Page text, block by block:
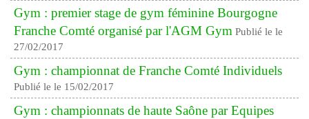
Gym : premier stage de gym féminine Bourgogne
Franche Comté organisé par l'AGM Gym Publié le le
27/02/2017
Gym : championnat de Franche Comté Individuels
Publié le le 15/02/2017
Gym : championnats de haute Saône par Equipes